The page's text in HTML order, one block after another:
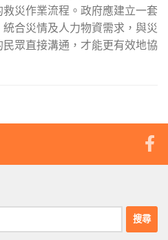
災作業流程。政府應建立一套
合災情及人力物資需求，與災
民眾直接溝通，才能更有效地協